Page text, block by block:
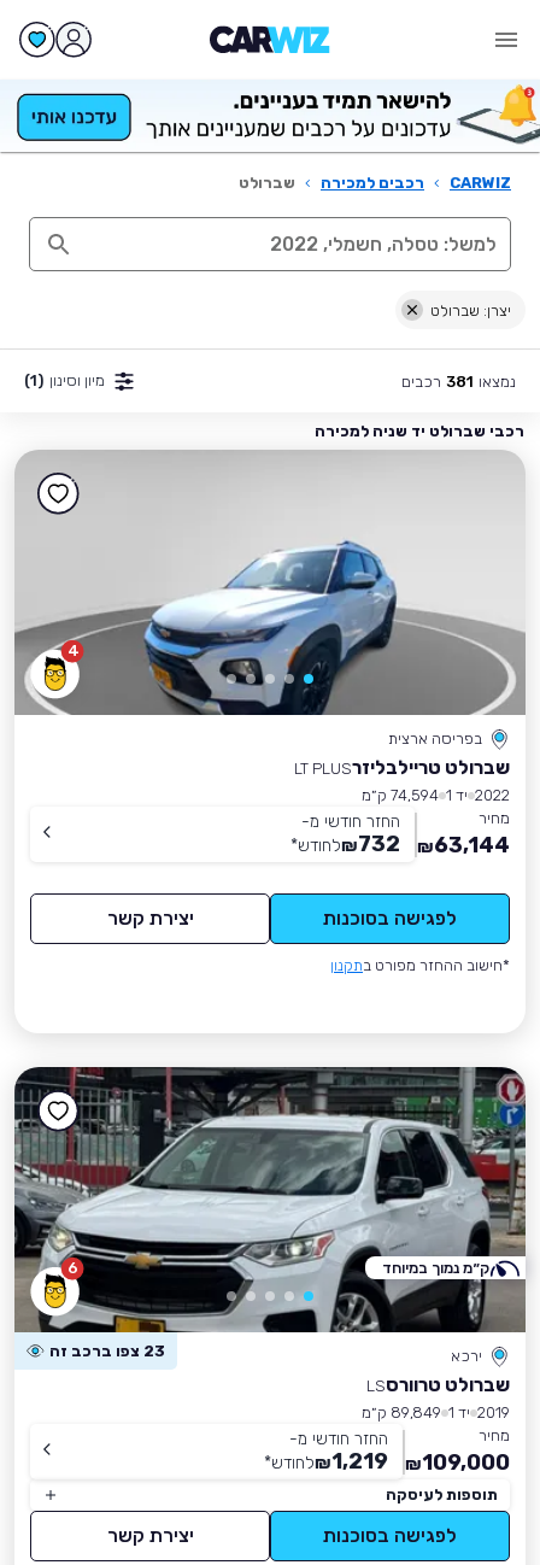
CARWIZ
› רכבים למכירה › שברולט
יצרן: שברולט
נמצאו 381 רכבים מיון וסינון (1)
רכבי שברולט יד שניה למכירה
4
בפריסה ארצית
שברולט טריילבליזרLT PLUS
2022 יד 1
74,594 ק״מ
מחיר
63,144
₪
החזר חודשי מ-
732
₪לחודש*
לפגישה בסוכנות יצירת קשר
*חישוב ההחזר מפורט בתקנון
6
ירכא 23 צפו ברכב זה
שברולט טרוורסLS
2019 יד 1
89,849 ק״מ
מחיר
109,000
₪
החזר חודשי מ-
1,219
₪לחודש*
תוספות לעיסקה
לפגישה בסוכנות יצירת קשר
ק״מ נמוך במיוחד